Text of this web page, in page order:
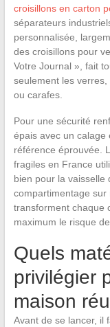
croisillons en carton
séparateurs
personnalisée,
des croisillons pour
Votre Journal », fait
seulement les
ou carafes.
Pour une sécurité
épais avec un calage
référence éprouvée.
fragiles en France
bien pour la vaisselle
compartimentage sur
transforment chaque
maximum le risque de
Quels
privilégier
maison
Avant de se lancer, il